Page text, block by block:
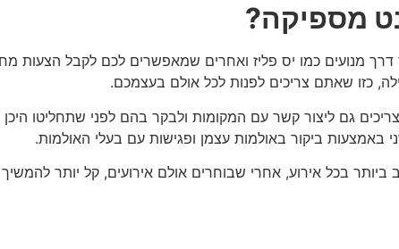
מספיקה?
מנועים כמו יס פליז ואחרים שמאפשרים לכם לקבל הצעות
כזו שאתם צריכים לפנות לכל אולם בעצמכם.
גם ליצור קשר עם המקומות ולבקר בהם לפני שתחליטו
באמצעות ביקור באולמות עצמן ופגישות עם בעלי האולמות.
בכל אירוע, אחרי שבוחרים אולם אירועים, קל יותר